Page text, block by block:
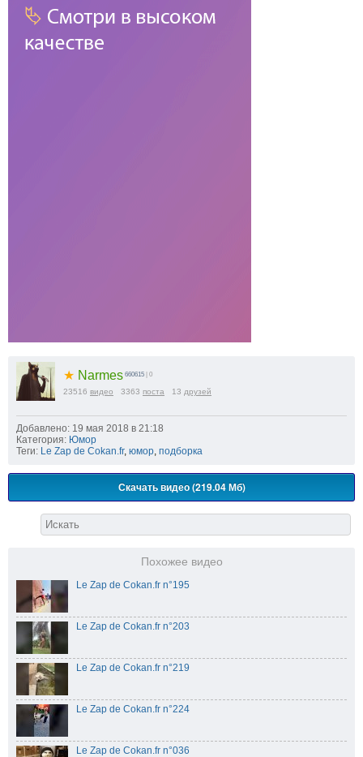
★ Narmes 660615 | 0
23516 видео 3363 поста 13 друзей
Добавлено: 19 мая 2018 в 21:18
Категория: Юмор
Теги: Le Zap de Cokan.fr, юмор подборка
Скачать видео (219.04 Мб)
Похожее видео
Le Zap de Cokan.fr n°195
Le Zap de Cokan.fr n°203
Le Zap de Cokan.fr n°219
Le Zap de Cokan.fr n°224
Le Zap de Cokan.fr n°036